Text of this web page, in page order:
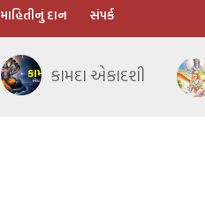
માહિતીનું દાન સંપર્ક
કામદા એકાદશી